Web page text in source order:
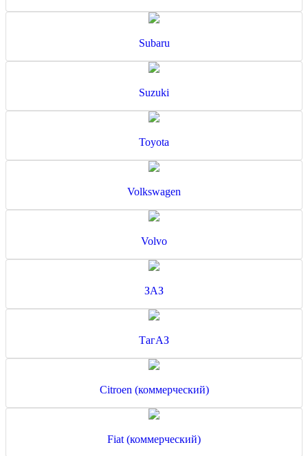
Subaru
Suzuki
Toyota
Volkswagen
Volvo
ЗАЗ
ТагАЗ
Citroen (коммерческий)
Fiat (коммерческий)